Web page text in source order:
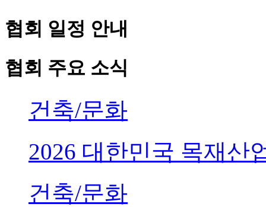
협회 일정 안내
협회 주요 소식
건축/문화
2026 대한민국 목재산
건축/문화